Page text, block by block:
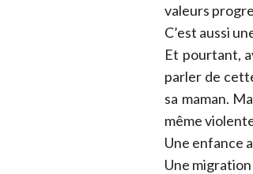
valeurs
C’est aussi
Et pourtant,
parler de
sa maman.
même
Une enfance
Une migration